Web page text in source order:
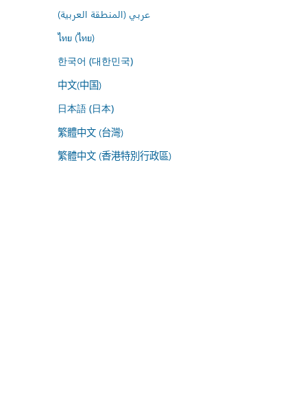
عربي (المنطقة العربية)
ไทย (ไทย)
한국어 (대한민국)
中文(中国)
日本語 (日本)
繁體中文 (台灣)
繁體中文 (香港特別行政區)